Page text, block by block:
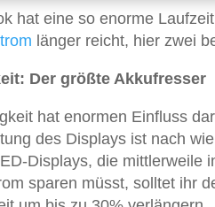
hat eine so enorme
länger reicht, hier zwei
Der größte Akkufresser
hat enormen Einfluss
des Displays ist nach
Displays, die mittlerweile
sparen müsst, solltet ihr